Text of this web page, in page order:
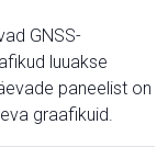
GNSS-
luuakse
paneelist on
graafikuid.